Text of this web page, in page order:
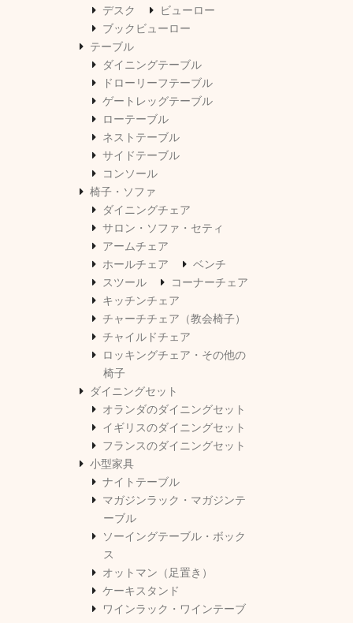
デスク
ビューロー
ブックビューロー
テーブル
ダイニングテーブル
ドローリーフテーブル
ゲートレッグテーブル
ローテーブル
ネストテーブル
サイドテーブル
コンソール
椅子・ソファ
ダイニングチェア
サロン・ソファ・セティ
アームチェア
ホールチェア
ベンチ
スツール
コーナーチェア
キッチンチェア
チャーチチェア（教会椅子）
チャイルドチェア
ロッキングチェア・その他の
椅子
ダイニングセット
オランダのダイニングセット
イギリスのダイニングセット
フランスのダイニングセット
小型家具
ナイトテーブル
マガジンラック・マガジンテ
ーブル
ソーイングテーブル・ボック
ス
オットマン（足置き）
ケーキスタンド
ワインラック・ワインテーブ